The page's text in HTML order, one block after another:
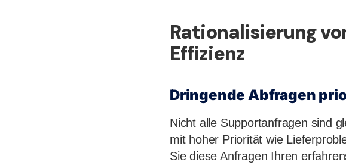
Rationalisierung
Effizienz
Dringende Abfragen
Nicht alle Supportanfragen sind
mit hoher Priorität wie
Sie diese Anfragen Ihren